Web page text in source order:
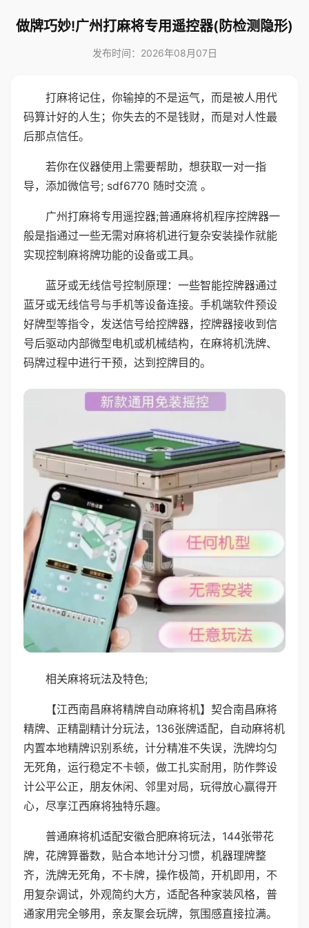
做牌巧妙!广州打麻将专用遥控器(防检测隐形)
发布时间：2026年08月07日
打麻将记住，你输掉的不是运气，而是被人用代
码算计好的人生；你失去的不是钱财，而是对人性最
后那点信任。
若你在仪器使用上需要帮助，想获取一对一指
导，添加微信号; sdf6770 随时交流 。
广州打麻将专用遥控器;普通麻将机程序控牌器一
般是指通过一些无需对麻将机进行复杂安装操作就能
实现控制麻将牌功能的设备或工具。
蓝牙或无线信号控制原理：一些智能控牌器通过
蓝牙或无线信号与手机等设备连接。手机端软件预设
好牌型等指令，发送信号给控牌器，控牌器接收到信
号后驱动内部微型电机或机械结构，在麻将机洗牌、
码牌过程中进行干预，达到控牌目的。
相关麻将玩法及特色;
【江西南昌麻将精牌自动麻将机】契合南昌麻将
精牌、正精副精计分玩法，136张牌适配，自动麻将机
内置本地精牌识别系统，计分精准不失误，洗牌均匀
无死角，运行稳定不卡顿，做工扎实耐用，防作弊设
计公平公正，朋友休闲、邻里对局，玩得放心赢得开
心，尽享江西麻将独特乐趣。
普通麻将机适配安徽合肥麻将玩法，144张带花
牌，花牌算番数，贴合本地计分习惯，机器理牌整
齐，洗牌无死角，不卡牌，操作极简，开机即用，不
用复杂调试，外观简约大方，适配各种家装风格，普
通家用完全够用，亲友聚会玩牌，氛围感直接拉满。